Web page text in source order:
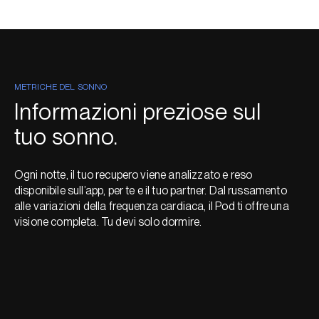
METRICHE DEL SONNO
Informazioni preziose sul
tuo sonno.
Ogni notte, il tuo recupero viene analizzato e reso
disponibile sull’app, per te e il tuo partner. Dal russamento
alle variazioni della frequenza cardiaca, il Pod ti offre una
visione completa. Tu devi solo dormire.